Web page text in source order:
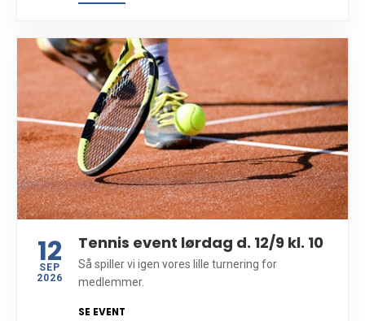
12
SEP
2026
Tennis event lørdag d. 12/9 kl. 10
Så spiller vi igen vores lille turnering for
medlemmer.
SE EVENT